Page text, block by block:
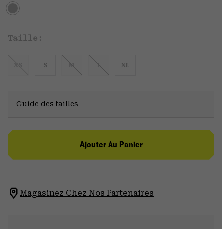
Taille:
XS S M L XL
Guide des tailles
Ajouter Au Panier
Magasinez Chez Nos Partenaires